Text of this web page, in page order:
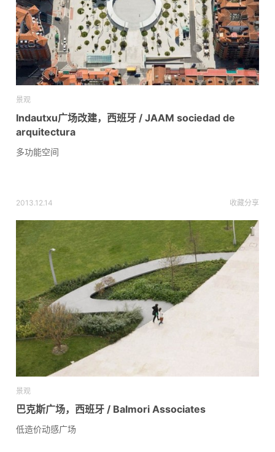
景观
Indautxu广场改建，西班牙 / JAAM sociedad de
arquitectura
多功能空间
2013.12.14 收藏分享
景观
巴克斯广场，西班牙 / Balmori Associates
低造价动感广场